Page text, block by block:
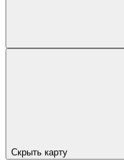
Скрыть карту